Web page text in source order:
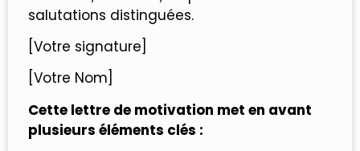
salutations distinguées.
[Votre signature]
[Votre Nom]
Cette lettre de motivation met en avant
plusieurs éléments clés :